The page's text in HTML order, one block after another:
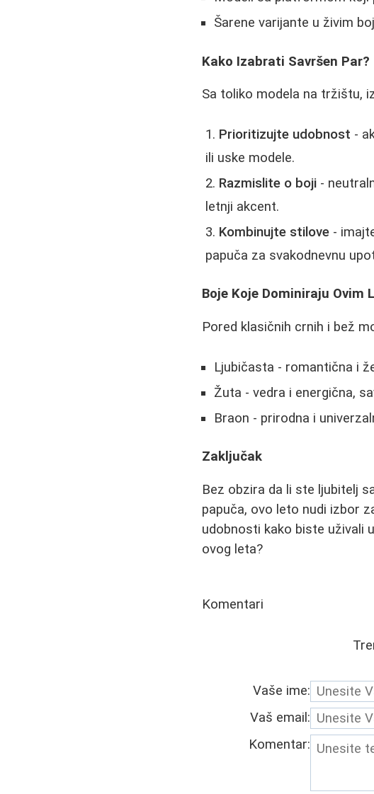
Šarene varijante u živim
Kako Izabrati Savršen Par?
Sa toliko modela na tržištu,
Prioritizujte udobnost -
ili uske modele.
Razmislite o boji -
letnji akcent.
Kombinujte stilove -
papuča za svakodnevnu
Boje Koje Dominiraju Ovim
Pored klasičnih crnih i bež
Ljubičasta - romantična i
Žuta - vedra i energična,
Braon - prirodna i
Zaključak
Bez obzira da li ste ljubitelj
papuča, ovo leto nudi izbor
udobnosti kako biste uživali
ovog leta?
Komentari
Vaše ime:
Vaš email:
Komentar: